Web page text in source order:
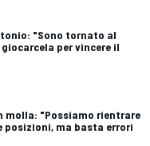
"Sono tornato al
per vincere il
molla: "Possiamo rientrare
posizioni, ma basta errori